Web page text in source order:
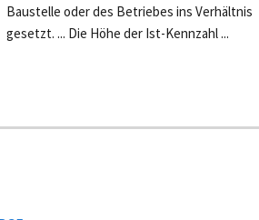
Baustelle oder des Betriebes ins Verhältnis
gesetzt. ... Die Höhe der Ist-Kennzahl ...